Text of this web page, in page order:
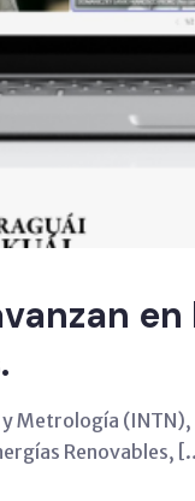
Metrología
Renovables,